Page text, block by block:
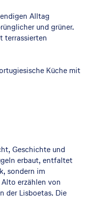
Alltag
und grüner.
terrassierten
Küche mit
Geschichte und
erbaut, entfaltet
sondern im
erzählen von
der Lisboetas. Die